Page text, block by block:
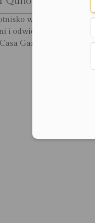
w Quito goście
i odwiezieni do hotelu.
Gangotena.